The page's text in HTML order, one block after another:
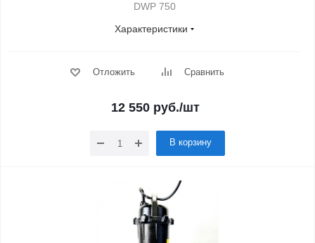
DWP 750
Характеристики
Отложить Сравнить
12 550руб./шт
В корзину